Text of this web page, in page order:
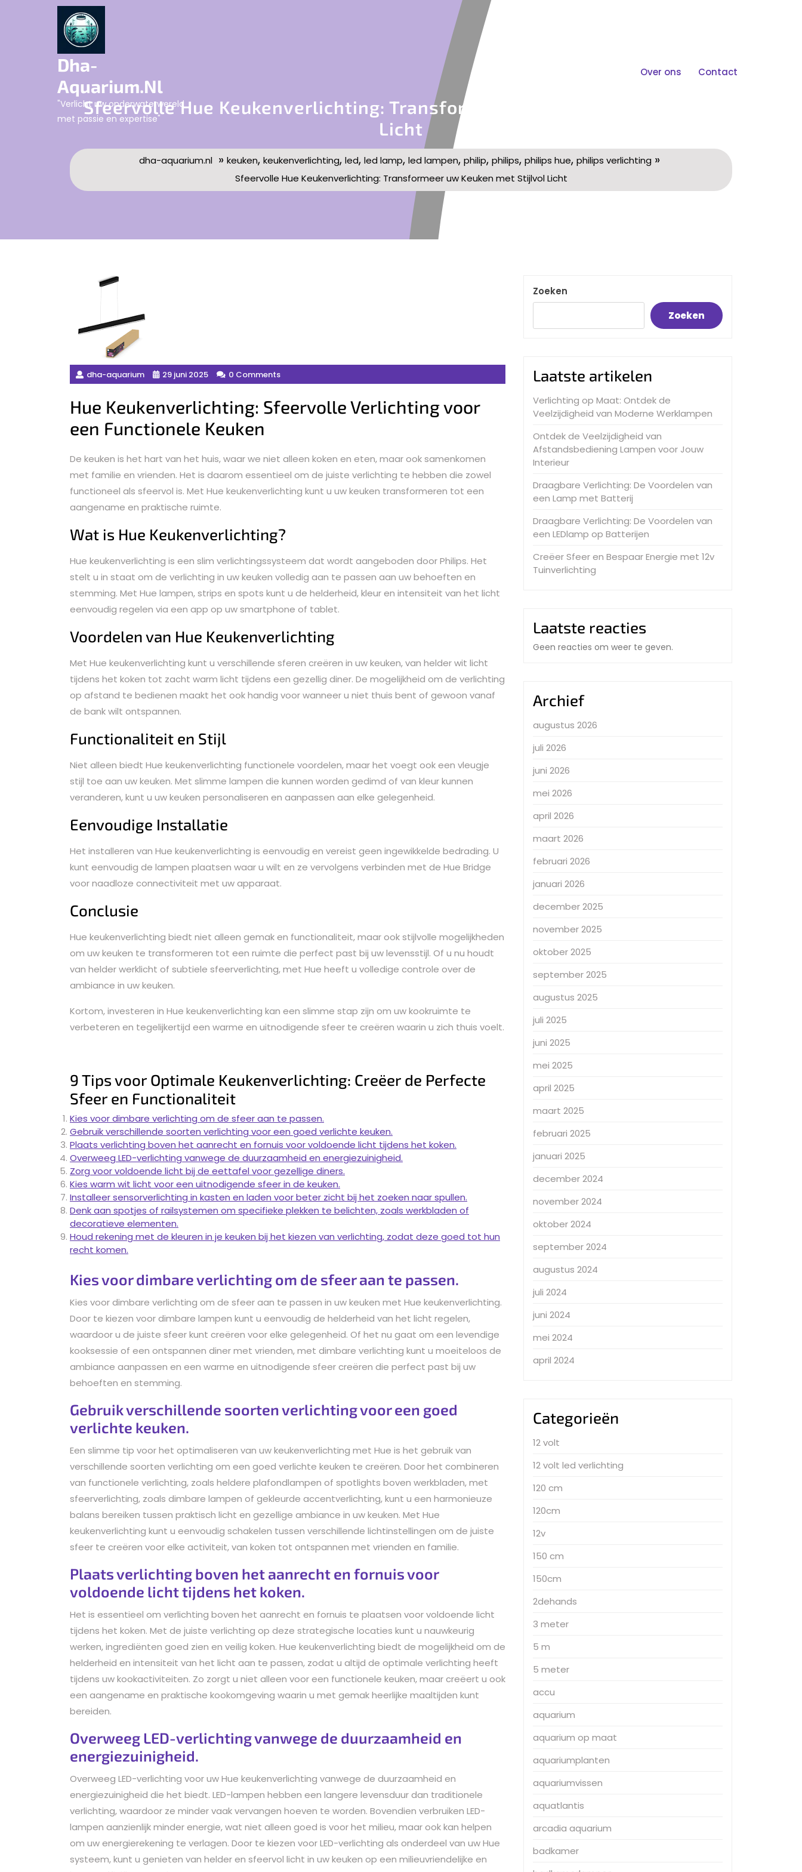
Dha-
Aquarium.nl
"Verlicht uw onderwaterwereld
met passie en expertise"
Over ons Contact
Sfeervolle Hue Keukenverlichting: Transformeer Uw Keuken Met Stijlvol
Licht
dha-aquarium.nl » keuken, keukenverlichting, led, led lamp, led lampen, philip, philips, philips hue, philips verlichting »
Sfeervolle Hue Keukenverlichting: Transformeer uw Keuken met Stijlvol Licht
dha-aquarium 29 juni 2025 0 Comments
Hue Keukenverlichting: Sfeervolle Verlichting voor
een Functionele Keuken
De keuken is het hart van het huis, waar we niet alleen koken en eten, maar ook samenkomen
met familie en vrienden. Het is daarom essentieel om de juiste verlichting te hebben die zowel
functioneel als sfeervol is. Met Hue keukenverlichting kunt u uw keuken transformeren tot een
aangename en praktische ruimte.
Wat is Hue Keukenverlichting?
Hue keukenverlichting is een slim verlichtingssysteem dat wordt aangeboden door Philips. Het
stelt u in staat om de verlichting in uw keuken volledig aan te passen aan uw behoeften en
stemming. Met Hue lampen, strips en spots kunt u de helderheid, kleur en intensiteit van het licht
eenvoudig regelen via een app op uw smartphone of tablet.
Voordelen van Hue Keukenverlichting
Met Hue keukenverlichting kunt u verschillende sferen creëren in uw keuken, van helder wit licht
tijdens het koken tot zacht warm licht tijdens een gezellig diner. De mogelijkheid om de verlichting
op afstand te bedienen maakt het ook handig voor wanneer u niet thuis bent of gewoon vanaf
de bank wilt ontspannen.
Functionaliteit en Stijl
Niet alleen biedt Hue keukenverlichting functionele voordelen, maar het voegt ook een vleugje
stijl toe aan uw keuken. Met slimme lampen die kunnen worden gedimd of van kleur kunnen
veranderen, kunt u uw keuken personaliseren en aanpassen aan elke gelegenheid.
Eenvoudige Installatie
Het installeren van Hue keukenverlichting is eenvoudig en vereist geen ingewikkelde bedrading. U
kunt eenvoudig de lampen plaatsen waar u wilt en ze vervolgens verbinden met de Hue Bridge
voor naadloze connectiviteit met uw apparaat.
Conclusie
Hue keukenverlichting biedt niet alleen gemak en functionaliteit, maar ook stijlvolle mogelijkheden
om uw keuken te transformeren tot een ruimte die perfect past bij uw levensstijl. Of u nu houdt
van helder werklicht of subtiele sfeerverlichting, met Hue heeft u volledige controle over de
ambiance in uw keuken.
Kortom, investeren in Hue keukenverlichting kan een slimme stap zijn om uw kookruimte te
verbeteren en tegelijkertijd een warme en uitnodigende sfeer te creëren waarin u zich thuis voelt.
9 Tips voor Optimale Keukenverlichting: Creëer de Perfecte
Sfeer en Functionaliteit
Kies voor dimbare verlichting om de sfeer aan te passen.
Gebruik verschillende soorten verlichting voor een goed verlichte keuken.
Plaats verlichting boven het aanrecht en fornuis voor voldoende licht tijdens het koken.
Overweeg LED-verlichting vanwege de duurzaamheid en energiezuinigheid.
Zorg voor voldoende licht bij de eettafel voor gezellige diners.
Kies warm wit licht voor een uitnodigende sfeer in de keuken.
Installeer sensorverlichting in kasten en laden voor beter zicht bij het zoeken naar spullen.
Denk aan spotjes of railsystemen om specifieke plekken te belichten, zoals werkbladen of
decoratieve elementen.
Houd rekening met de kleuren in je keuken bij het kiezen van verlichting, zodat deze goed tot hun
recht komen.
Kies voor dimbare verlichting om de sfeer aan te passen.
Kies voor dimbare verlichting om de sfeer aan te passen in uw keuken met Hue keukenverlichting.
Door te kiezen voor dimbare lampen kunt u eenvoudig de helderheid van het licht regelen,
waardoor u de juiste sfeer kunt creëren voor elke gelegenheid. Of het nu gaat om een levendige
kooksessie of een ontspannen diner met vrienden, met dimbare verlichting kunt u moeiteloos de
ambiance aanpassen en een warme en uitnodigende sfeer creëren die perfect past bij uw
behoeften en stemming.
Gebruik verschillende soorten verlichting voor een goed
verlichte keuken.
Een slimme tip voor het optimaliseren van uw keukenverlichting met Hue is het gebruik van
verschillende soorten verlichting om een goed verlichte keuken te creëren. Door het combineren
van functionele verlichting, zoals heldere plafondlampen of spotlights boven werkbladen, met
sfeerverlichting, zoals dimbare lampen of gekleurde accentverlichting, kunt u een harmonieuze
balans bereiken tussen praktisch licht en gezellige ambiance in uw keuken. Met Hue
keukenverlichting kunt u eenvoudig schakelen tussen verschillende lichtinstellingen om de juiste
sfeer te creëren voor elke activiteit, van koken tot ontspannen met vrienden en familie.
Plaats verlichting boven het aanrecht en fornuis voor
voldoende licht tijdens het koken.
Het is essentieel om verlichting boven het aanrecht en fornuis te plaatsen voor voldoende licht
tijdens het koken. Met de juiste verlichting op deze strategische locaties kunt u nauwkeurig
werken, ingrediënten goed zien en veilig koken. Hue keukenverlichting biedt de mogelijkheid om de
helderheid en intensiteit van het licht aan te passen, zodat u altijd de optimale verlichting heeft
tijdens uw kookactiviteiten. Zo zorgt u niet alleen voor een functionele keuken, maar creëert u ook
een aangename en praktische kookomgeving waarin u met gemak heerlijke maaltijden kunt
bereiden.
Overweeg LED-verlichting vanwege de duurzaamheid en
energiezuinigheid.
Overweeg LED-verlichting voor uw Hue keukenverlichting vanwege de duurzaamheid en
energiezuinigheid die het biedt. LED-lampen hebben een langere levensduur dan traditionele
verlichting, waardoor ze minder vaak vervangen hoeven te worden. Bovendien verbruiken LED-
lampen aanzienlijk minder energie, wat niet alleen goed is voor het milieu, maar ook kan helpen
om uw energierekening te verlagen. Door te kiezen voor LED-verlichting als onderdeel van uw Hue
systeem, kunt u genieten van helder en sfeervol licht in uw keuken op een milieuvriendelijke en
Zoeken
Zoeken
Laatste artikelen
Verlichting op Maat: Ontdek de
Veelzijdigheid van Moderne Werklampen
Ontdek de Veelzijdigheid van
Afstandsbediening Lampen voor Jouw
Interieur
Draagbare Verlichting: De Voordelen van
een Lamp met Batterij
Draagbare Verlichting: De Voordelen van
een LEDlamp op Batterijen
Creëer Sfeer en Bespaar Energie met 12v
Tuinverlichting
Laatste reacties
Geen reacties om weer te geven.
Archief
augustus 2026
juli 2026
juni 2026
mei 2026
april 2026
maart 2026
februari 2026
januari 2026
december 2025
november 2025
oktober 2025
september 2025
augustus 2025
juli 2025
juni 2025
mei 2025
april 2025
maart 2025
februari 2025
januari 2025
december 2024
november 2024
oktober 2024
september 2024
augustus 2024
juli 2024
juni 2024
mei 2024
april 2024
Categorieën
12 volt
12 volt led verlichting
120 cm
120cm
12v
150 cm
150cm
2dehands
3 meter
5 m
5 meter
accu
aquarium
aquarium op maat
aquariumplanten
aquariumvissen
aquatlantis
arcadia aquarium
badkamer